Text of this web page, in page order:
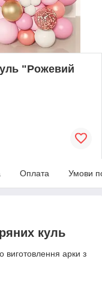
"Рожевий
Оплата Умови
куль
виготовлення арки з